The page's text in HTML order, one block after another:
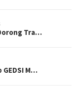
Tra…
GEDSI M…